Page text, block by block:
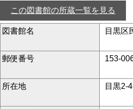
この図書館の所蔵一覧を見る
図書館名 目黒区
郵便番号 153-
所在地 目黒2-